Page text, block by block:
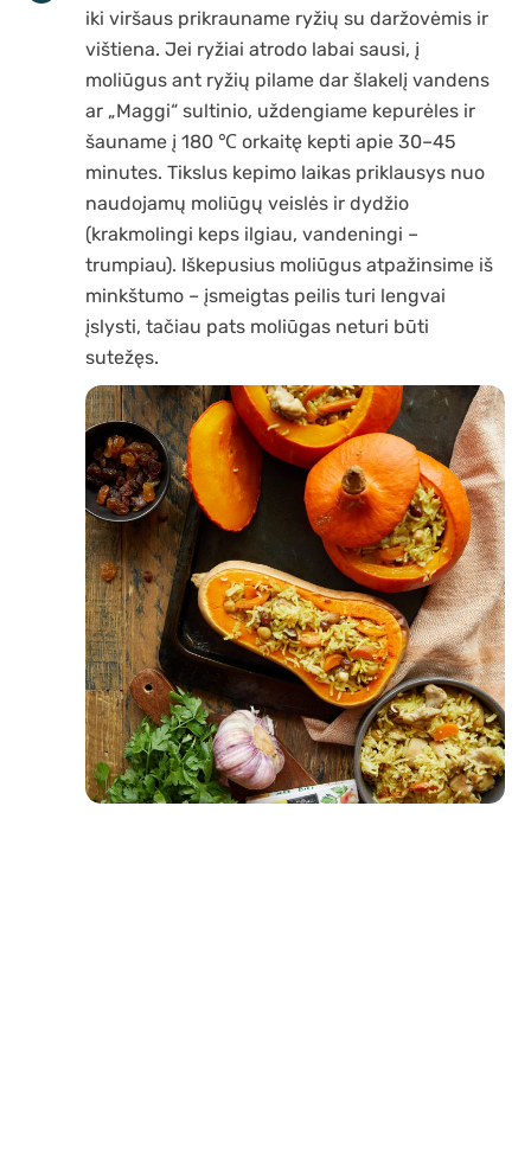
iki viršaus prikrauname ryžių su daržovėmis ir
vištiena. Jei ryžiai atrodo labai sausi, į
moliūgus ant ryžių pilame dar šlakelį vandens
ar „Maggi“ sultinio, uždengiame kepurėles ir
šauname į 180 ℃ orkaitę kepti apie 30–45
minutes. Tikslus kepimo laikas priklausys nuo
naudojamų moliūgų veislės ir dydžio
(krakmolingi keps ilgiau, vandeningi –
trumpiau). Iškepusius moliūgus atpažinsime iš
minkštumo – įsmeigtas peilis turi lengvai
įslysti, tačiau pats moliūgas neturi būti
sutežęs.